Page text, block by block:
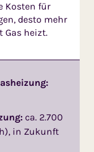
Kosten für
desto mehr
Gas heizt.
ca. 2.700
in Zukunft